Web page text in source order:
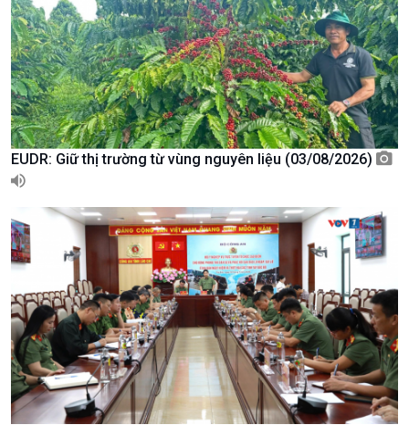
Giới thiệu
Thời sự
Thời sự 6h
Thời sự 12h
Thời sự 18h
Thời sự 21h30
Bản tin
Chuyên mục
Theo dòng Thời sự
EUDR: Giữ thị trường từ vùng nguyên liệu (03/08/2026)